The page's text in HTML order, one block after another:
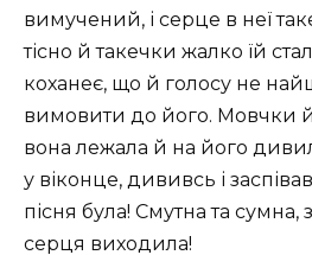
вимучений, і серце в неї
тісно й такечки жалко їй
коханеє, що й голосу не
вимовити до його. Мовчки
вона лежала й на його
у віконце, дививсь і
пісня була! Смутна та
серця виходила!